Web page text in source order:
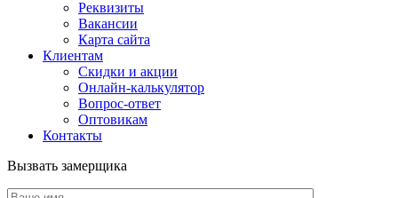
Реквизиты
Вакансии
Карта сайта
Клиентам
Скидки и акции
Онлайн-калькулятор
Вопрос-ответ
Оптовикам
Контакты
Вызвать замерщика